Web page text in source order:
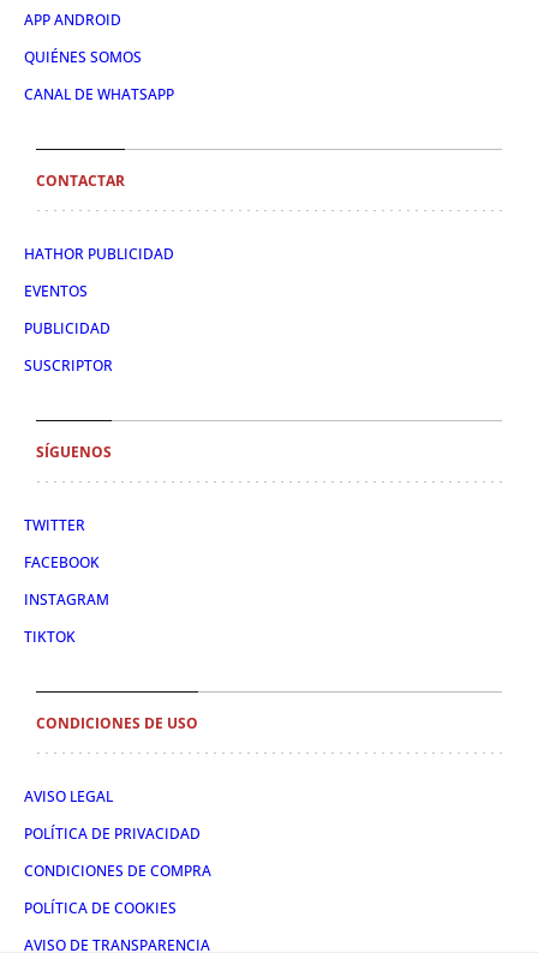
APP ANDROID
QUIÉNES SOMOS
CANAL DE WHATSAPP
CONTACTAR
HATHOR PUBLICIDAD
EVENTOS
PUBLICIDAD
SUSCRIPTOR
SÍGUENOS
TWITTER
FACEBOOK
INSTAGRAM
TIKTOK
CONDICIONES DE USO
AVISO LEGAL
POLÍTICA DE PRIVACIDAD
CONDICIONES DE COMPRA
POLÍTICA DE COOKIES
AVISO DE TRANSPARENCIA